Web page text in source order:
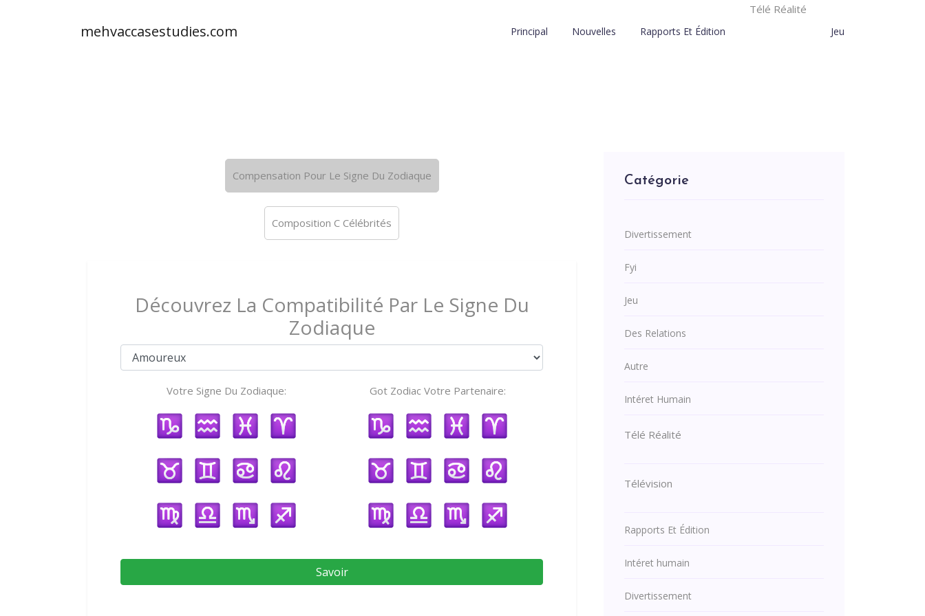
mehvaccasestudies.com Principal Nouvelles Rapports Et Édition
Télé Réalité
Jeu
Compensation Pour Le Signe Du Zodiaque
Composition C Célébrités
Découvrez La Compatibilité Par Le Signe Du
Zodiaque
Votre Signe Du Zodiaque: Got Zodiac Votre Partenaire:
Savoir
Catégorie
Divertissement
Fyi
Jeu
Des Relations
Autre
Intéret Humain
Télé Réalité
Télévision
Rapports Et Édition
Intéret humain
Divertissement